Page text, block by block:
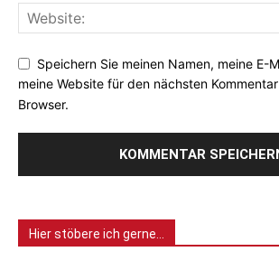
Speichern Sie meinen Namen, meine E-
meine Website für den nächsten
Browser.
Hier stöbere ich gerne…